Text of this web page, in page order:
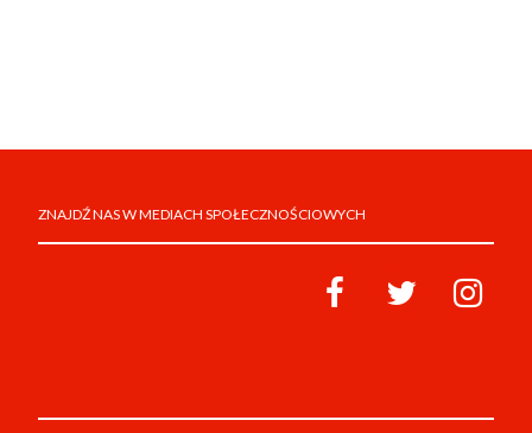
ZNAJDŹ NAS W MEDIACH SPOŁECZNOŚCIOWYCH